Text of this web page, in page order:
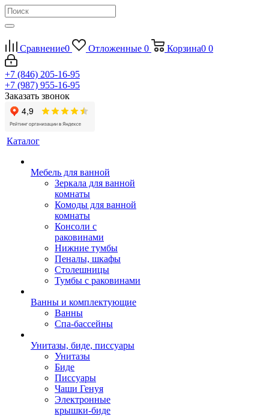
Сравнение0 Отложенные 0 Корзина0 0
+7 (846) 205-16-95
+7 (987) 955-16-95
Заказать звонок
Каталог
Мебель для ванной
Зеркала для ванной
комнаты
Комоды для ванной
комнаты
Консоли с
раковинами
Нижние тумбы
Пеналы, шкафы
Столешницы
Тумбы с раковинами
Ванны и комплектующие
Ванны
Спа-бассейны
Унитазы, биде, писсуары
Унитазы
Биде
Писсуары
Чаши Генуя
Электронные
крышки-биде